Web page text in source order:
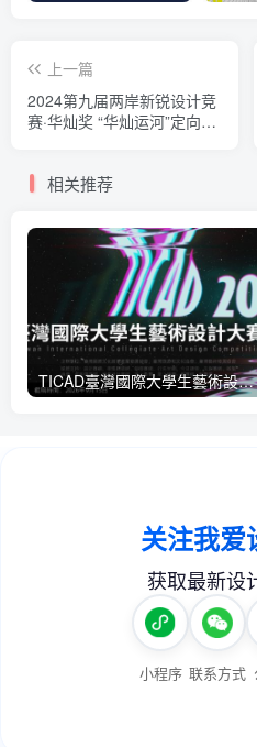
上一篇
2024第九届两岸新锐设计竞
赛·华灿奖 “华灿运河”定向主
相关推荐
TICAD臺灣國際大學生藝術設計大賽